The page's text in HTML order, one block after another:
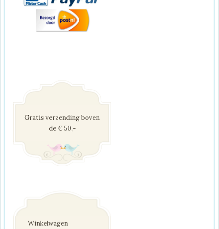
Gratis verzending boven
de € 50,-
Winkelwagen